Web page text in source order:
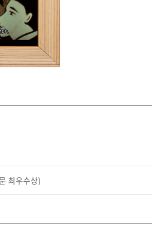
최우수상)